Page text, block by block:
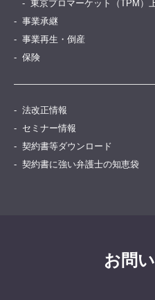
東京プロマーケット（TPM）
事業承継
事業再生・倒産
保険
法改正情報
セミナー情報
契約書等ダウンロード
契約書に強い弁護士の知恵袋
お問